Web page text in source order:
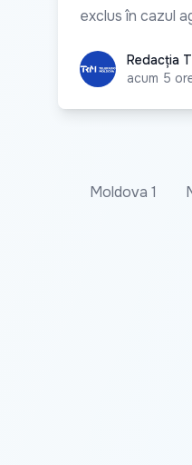
exclus în cazul
Redacția TRM
Redacția
acum 5
Moldova 1